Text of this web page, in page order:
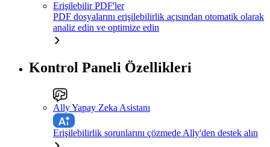
Erişilebilir PDF'ler
PDF dosyalarını erişilebilirlik açısından otomatik olarak
analiz edin ve optimize edin
Kontrol Paneli Özellikleri
Ally Yapay Zeka Asistanı
Erişilebilirlik sorunlarını çözmede Ally'den destek alın